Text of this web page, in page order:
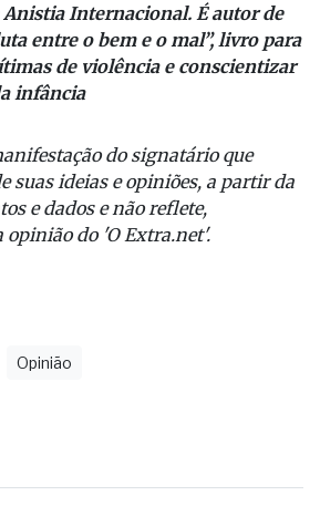
Internacional. É autor de
entre o bem e o mal”, livro para
de violência e conscientizar
infância
do signatário que
suas ideias e opiniões, a partir da
e dados e não reflete,
opinião do 'O Extra.net'.
Opinião